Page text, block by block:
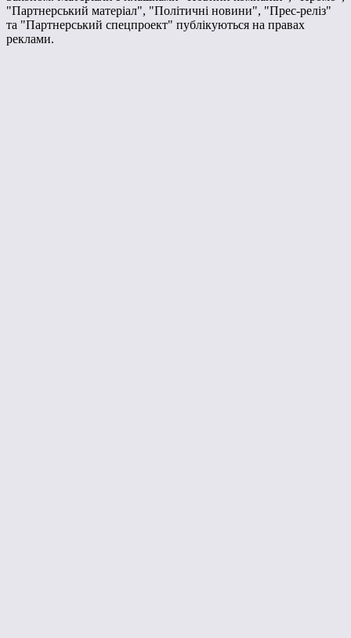
"Партнерський матеріал", "Політичні новини", "Прес-реліз"
та "Партнерський спецпроект" публікуються на правах
реклами.